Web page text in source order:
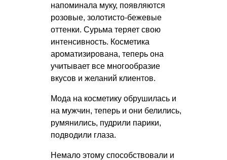
напоминала муку, появляются
розовые, золотисто-бежевые
оттенки. Сурьма теряет свою
интенсивность. Косметика
ароматизирована, теперь она
учитывает все многообразие
вкусов и желаний клиентов.
Мода на косметику обрушилась и
на мужчин, теперь и они белились,
румянились, пудрили парики,
подводили глаза.
Немало этому способствовали и